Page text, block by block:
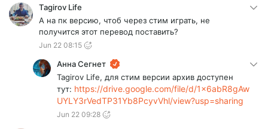
Ссылка на
скрипт: https://mega.nz/file/HQh3jbiY#b2eCdTN7ycszg
TDOVf6kYjV2ROhBK377hCWRKn7EhkQ
Инструкция:
1. Распаковываем в оригинальную папку
русификатора, рядом с батником.
2. Устанавливаем ADB через команду brew install
android-platform-tools .
3. Запускаем install.rus.command в Finder.
3.1. Если не получилось, можно через
Tagirov Life
А на пк версию, чтоб через стим играть, не
получится этот перевод поставить?
Jun 22 08:15
Анна Сегнет
Tagirov Life, для стим версии архив доступен
тут: https://drive.google.com/file/d/1x6abR8gAw
UYLY3rVedTP31Yb8PcyvVhl/view?usp=sharing
Jun 22 09:28